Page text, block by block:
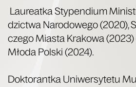
Lau­re­at­ka Sty­pen­dium
dzic­twa Naro­do­we­go (2020),
cze­go Mia­sta Kra­ko­wa
Mło­da Pol­ski (2024).
Dok­to­rant­ka Uni­wer­sy­te­tu